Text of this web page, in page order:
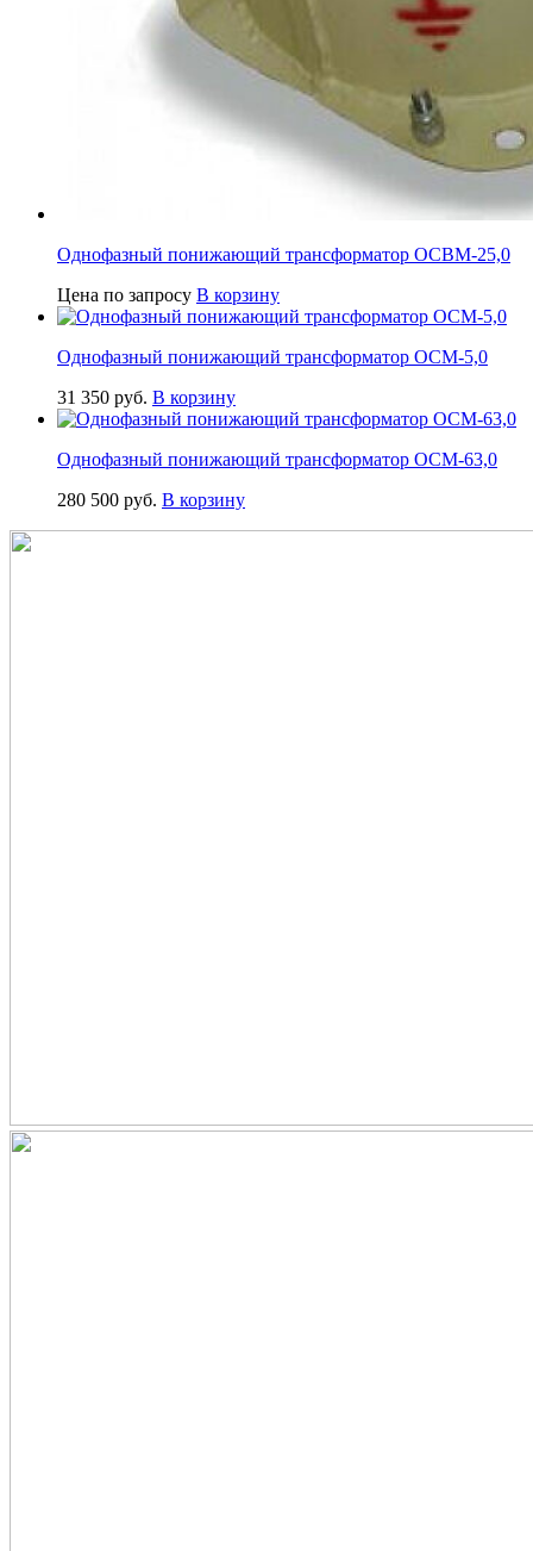
Однофазный понижающий трансформатор ОСВМ-25,0
Цена по запросу В корзину
Однофазный понижающий трансформатор ОСМ-5,0
31 350 руб. В корзину
Однофазный понижающий трансформатор ОСМ-63,0
280 500 руб. В корзину